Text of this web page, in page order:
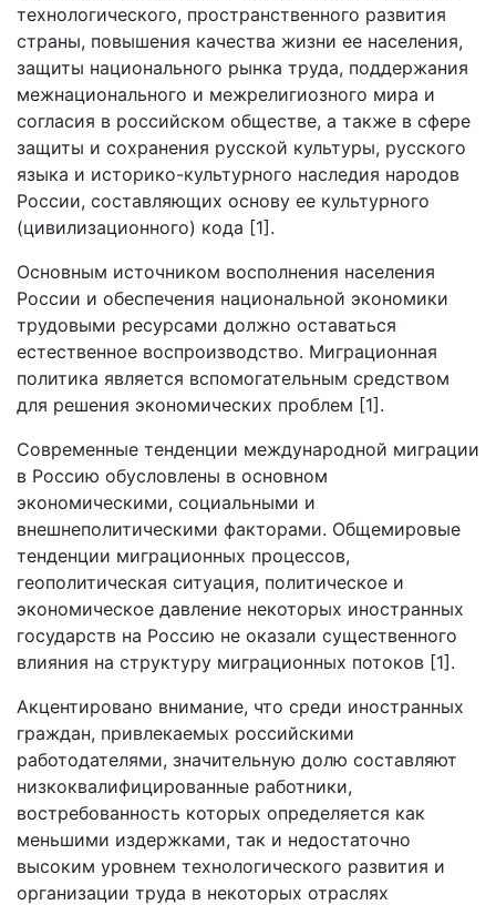
технологического, пространственного развития
страны, повышения качества жизни ее населения,
защиты национального рынка труда, поддержания
межнационального и межрелигиозного мира и
согласия в российском обществе, а также в сфере
защиты и сохранения русской культуры, русского
языка и историко-культурного наследия народов
России, составляющих основу ее культурного
(цивилизационного) кода [1].
Основным источником восполнения населения
России и обеспечения национальной экономики
трудовыми ресурсами должно оставаться
естественное воспроизводство. Миграционная
политика является вспомогательным средством
для решения экономических проблем [1].
Современные тенденции международной миграции
в Россию обусловлены в основном
экономическими, социальными и
внешнеполитическими факторами. Общемировые
тенденции миграционных процессов,
геополитическая ситуация, политическое и
экономическое давление некоторых иностранных
государств на Россию не оказали существенного
влияния на структуру миграционных потоков [1].
Акцентировано внимание, что среди иностранных
граждан, привлекаемых российскими
работодателями, значительную долю составляют
низкоквалифицированные работники,
востребованность которых определяется как
меньшими издержками, так и недостаточно
высоким уровнем технологического развития и
организации труда в некоторых отраслях